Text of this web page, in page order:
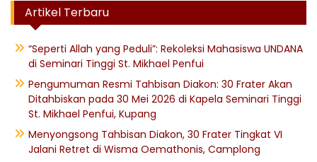
Artikel Terbaru
“Seperti Allah yang Peduli”: Rekoleksi Mahasiswa UNDANA
di Seminari Tinggi St. Mikhael Penfui
Pengumuman Resmi Tahbisan Diakon: 30 Frater Akan
Ditahbiskan pada 30 Mei 2026 di Kapela Seminari Tinggi
St. Mikhael Penfui, Kupang
Menyongsong Tahbisan Diakon, 30 Frater Tingkat VI
Jalani Retret di Wisma Oemathonis, Camplong